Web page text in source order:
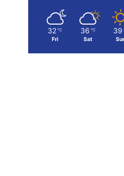
32 ℃
Fri
36 ℃
Sat
39